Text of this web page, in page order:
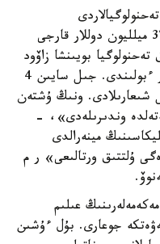
تەحنولوگيالاردى
كوممەرتسيالاۋعا جەكە ينۆەستورلار 370 ميلليون دوللار قارجى
بويىنشا زاۆود
قۇرىلىسىن سالۋعا 3,5 ميلليارد دوللار ءبولىندى. جىل سايىن 4
شىعارىلادى. ونىڭ ۇشتەن
وندىرىلەدى»، -
مينەرالدى
ۇلتتىق ورتالىعى» ر م
عىلىم
جوعارى. بۇل ءۇشىن